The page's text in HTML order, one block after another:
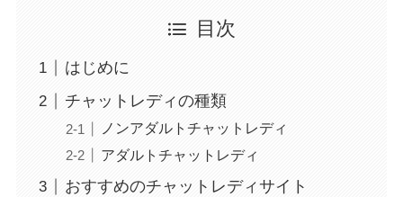
目次
はじめに
チャットレディの種類
ノンアダルトチャットレディ
アダルトチャットレディ
おすすめのチャットレディサイト